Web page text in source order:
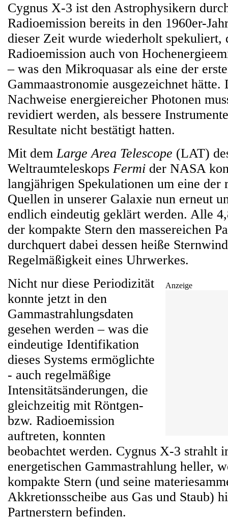
Cygnus X-3 ist den Astrophysikern
Radioemission bereits in den 1960er-
dieser Zeit wurde wiederholt spekuliert,
Radioemission auch von
– was den Mikroquasar als eine der
Gammaastronomie ausgezeichnet
Nachweise energiereicher Photonen
revidiert werden, als bessere
Resultate nicht bestätigt hatten.
Mit dem Large Area Telescope (LAT)
Weltraumteleskops Fermi der NASA
langjährigen Spekulationen um eine der
Quellen in unserer Galaxie nun erneut
endlich eindeutig geklärt werden. Alle
der kompakte Stern den massereichen
durchquert dabei dessen heiße
Regelmäßigkeit eines Uhrwerkes.
Anzeige
Nicht nur diese Periodizität
konnte jetzt in den
Gammastrahlungsdaten
gesehen werden – was die
eindeutige Identifikation
dieses Systems ermöglichte
- auch regelmäßige
Intensitätsänderungen, die
gleichzeitig mit Röntgen-
bzw. Radioemission
auftreten, konnten
beobachtet werden. Cygnus X-3 strahlt
energetischen Gammastrahlung heller,
kompakte Stern (und seine
Akkretionsscheibe aus Gas und Staub)
Partnerstern befinden.